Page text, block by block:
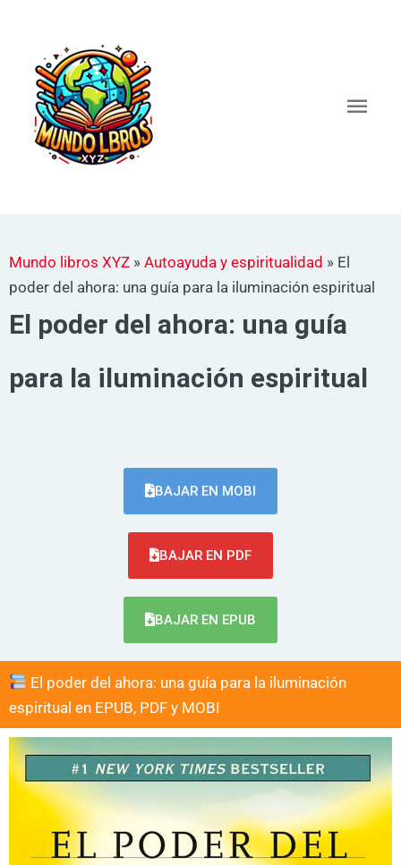
contenido
Mundo libros XYZ » Autoayuda y espiritualidad » El
poder del ahora: una guía para la iluminación espiritual
El poder del ahora: una guía
para la iluminación espiritual
BAJAR EN MOBI
BAJAR EN PDF
BAJAR EN EPUB
El poder del ahora: una guía para la iluminación
espiritual en EPUB, PDF y MOBI